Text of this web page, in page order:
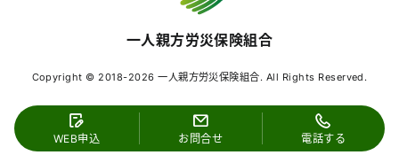
WEB申込 お問合せ 電話する
一人親方労災保険組合
Copyright © 2018-2026 一人親方労災保険組合. All Rights Reserved.